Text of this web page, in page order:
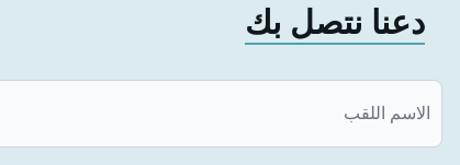
دعنا نتصل بك